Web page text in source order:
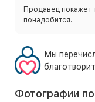
Продавец покажет
понадобится.
Мы
Фотографии